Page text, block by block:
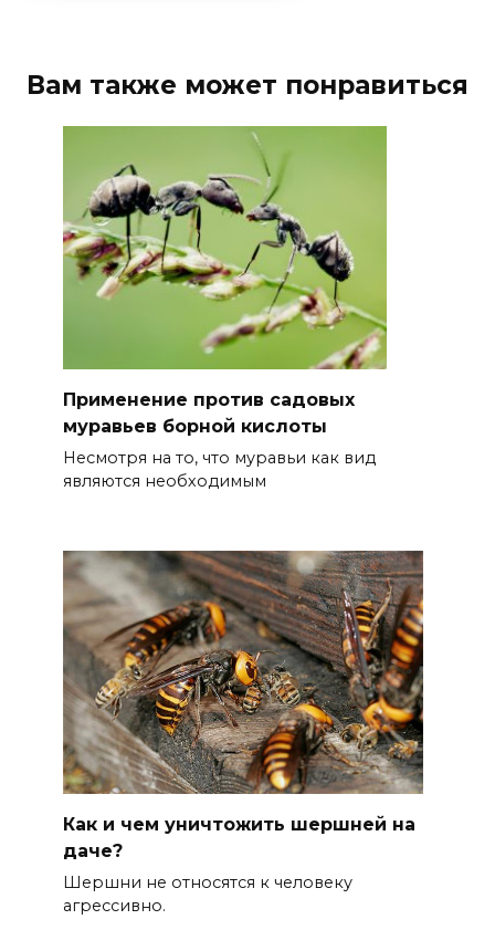
Вам также может понравиться
Применение против садовых
муравьев борной кислоты
Несмотря на то, что муравьи как вид
являются необходимым
Как и чем уничтожить шершней на
даче?
Шершни не относятся к человеку
агрессивно.